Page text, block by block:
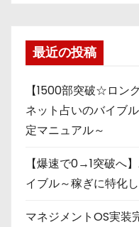
最近の投稿
【1500部突破☆ロン
ネット占いのバイブ
定マニュアル～
【爆速で0→1突破へ
イブル～稼ぎに特化
マネジメントOS実